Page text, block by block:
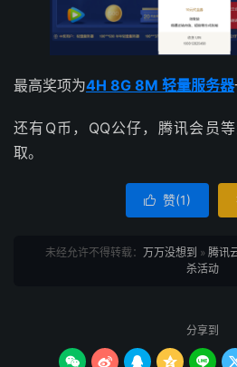
最高奖项为4H 8G 8M 轻量服务器
还有Q币，QQ公仔，腾讯会员
取。
 赞(1)
未经允许不得转载： 万万没想到 » 腾讯
杀活动
分享到
    